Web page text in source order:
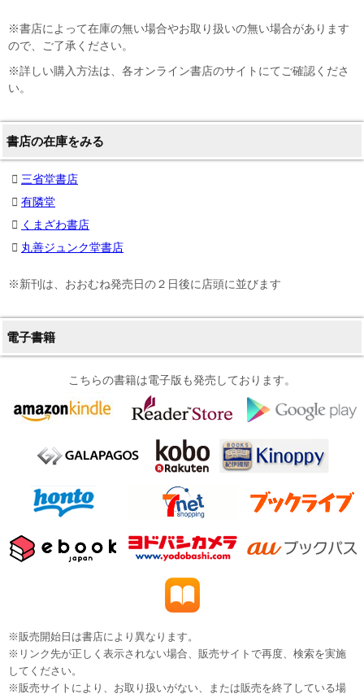
※書店によって在庫の無い場合やお取り扱いの無い場合があります
ので、ご了承ください。
※詳しい購入方法は、各オンライン書店のサイトにてご確認くださ
い。
書店の在庫をみる
三省堂書店
有隣堂
くまざわ書店
丸善ジュンク堂書店
※新刊は、おおむね発売日の２日後に店頭に並びます
電子書籍
こちらの書籍は電子版も発売しております。
※販売開始日は書店により異なります。
※リンク先が正しく表示されない場合、販売サイトで再度、検索を実施
してください。
※販売サイトにより、お取り扱いがない、または販売を終了している場